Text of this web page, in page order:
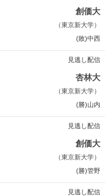
創価大
（東京新大学）
(敗)中西
見逃し配信
杏林大
（東京新大学）
(勝)山内
見逃し配信
創価大
（東京新大学）
(勝)管野
見逃し配信